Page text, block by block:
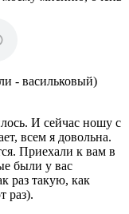
- васильковый)
И сейчас ношу с
всем я довольна.
Приехали к вам в
были у вас
раз такую, как
раз).